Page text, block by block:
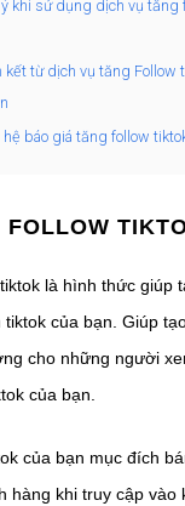
khi sử dụng dịch vụ tăng
kết từ dịch vụ tăng Follow
hệ báo giá tăng follow
FOLLOW
là hình thức giúp
của bạn. Giúp
cho những người
của bạn.
của bạn mục đích
hàng khi truy cập vào